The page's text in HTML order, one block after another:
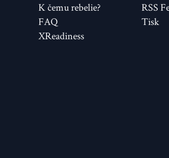
K čemu rebelie?
FAQ
XReadiness
RSS
Tisk